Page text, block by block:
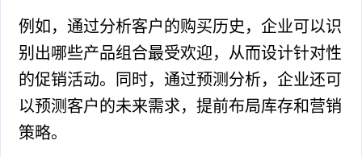
例如，通过分析客户的购买历史，企业可以识
别出哪些产品组合最受欢迎，从而设计针对性
的促销活动。同时，通过预测分析，企业还可
以预测客户的未来需求，提前布局库存和营销
策略。